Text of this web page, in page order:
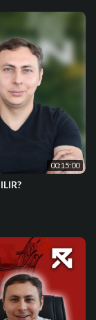
00:15:00